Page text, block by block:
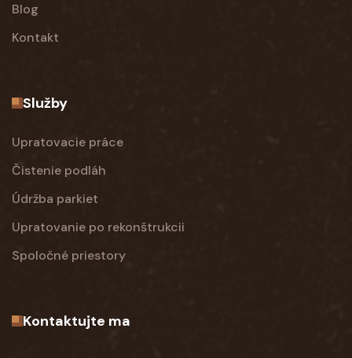
Blog
Kontakt
Služby
Upratovacie práce
Čistenie podláh
Údržba parkiet
Upratovanie po rekonštrukcii
Spoločné priestory
Kontaktujte ma